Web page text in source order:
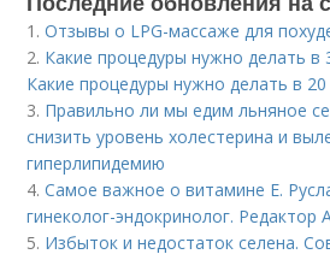
1.Отзывы о LPG-массаже для
2. Какие процедуры нужно делать в
Какие процедуры нужно делать в
3. Правильно ли мы едим льняное
снизить уровень холестерина и
гиперлипидемию
4.Самое важное о витамине Е.
гинеколог-эндокринолог. Редактор
5. Избыток и недостаток селена.